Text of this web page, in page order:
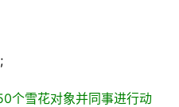
个雪花对象并同事进行动